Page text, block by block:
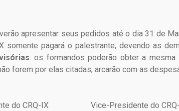
apresentar seus pedidos até o dia 31 de
somente pagará o palestrante, devendo as
: os formandos poderão obter a mesma
forem por elas citadas, arcarão com as
do CRQ-IX Vice-Presidente do